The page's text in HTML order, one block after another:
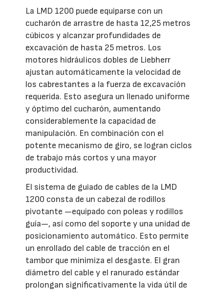
La LMD 1200 puede equiparse con un
cucharón de arrastre de hasta 12,25 metros
cúbicos y alcanzar profundidades de
excavación de hasta 25 metros. Los
motores hidráulicos dobles de Liebherr
ajustan automáticamente la velocidad de
los cabrestantes a la fuerza de excavación
requerida. Esto asegura un llenado uniforme
y óptimo del cucharón, aumentando
considerablemente la capacidad de
manipulación. En combinación con el
potente mecanismo de giro, se logran ciclos
de trabajo más cortos y una mayor
productividad.
El sistema de guiado de cables de la LMD
1200 consta de un cabezal de rodillos
pivotante —equipado con poleas y rodillos
guía—, así como del soporte y una unidad de
posicionamiento automático. Esto permite
un enrollado del cable de tracción en el
tambor que minimiza el desgaste. El gran
diámetro del cable y el ranurado estándar
prolongan significativamente la vida útil de